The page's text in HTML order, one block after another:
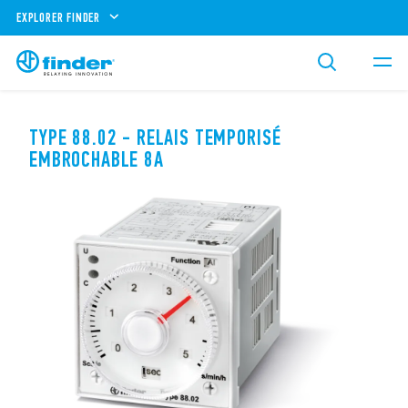
EXPLORER FINDER
TYPE 88.02 - RELAIS TEMPORISÉ
EMBROCHABLE 8A